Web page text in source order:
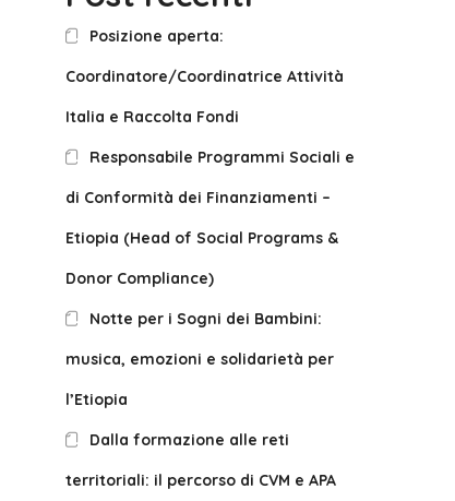
Posizione aperta:
Coordinatore/Coordinatrice Attività
Italia e Raccolta Fondi
Responsabile Programmi Sociali e
di Conformità dei Finanziamenti –
Etiopia (Head of Social Programs &
Donor Compliance)
Notte per i Sogni dei Bambini:
musica, emozioni e solidarietà per
l’Etiopia
Dalla formazione alle reti
territoriali: il percorso di CVM e APA